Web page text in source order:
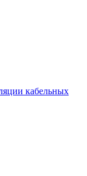
кабельных